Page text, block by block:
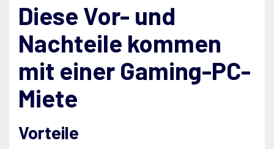
Diese Vor- und
Nachteile kommen
mit einer Gaming-PC-
Miete
Vorteile